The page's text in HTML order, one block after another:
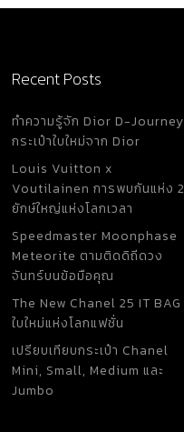
Recent Posts
ทำความรู้จัก Dior D-Journey
กระเป๋าใบใหม่จาก Dior
Louis Vuitton x
Voutilainen การพบกันแห่ง 2
ยักษ์ใหญ่แห่งโลกเวลา
Speedmaster Moonphase
Meteorite ตามติดดิถีดวง
จันทร์บนข้อมือคุณ
The New Chanel 25 IT BAG
ใบใหม่แห่งโลกแฟชั่น
เปรียบเทียบกระเป๋า Chanel
Mini, Small, Medium และ
Jumbo